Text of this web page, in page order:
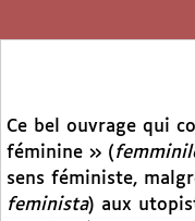
Ce bel ouvrage qui
féminine » (
sens féministe,
feminista) aux